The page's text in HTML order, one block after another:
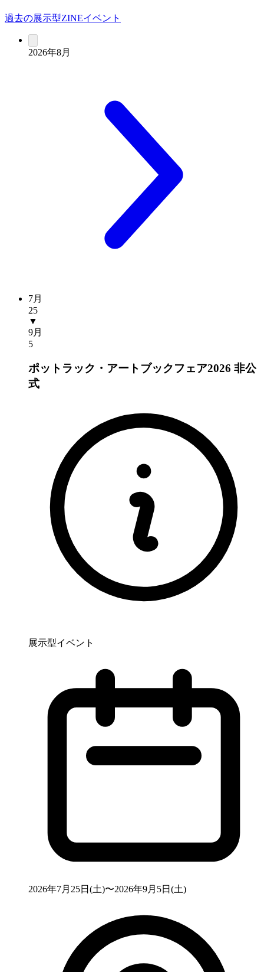
過去の展示型ZINEイベント
2026年8月
7月
25
▼
9月
5
ポットラック・アートブックフェア2026 非公
式
展示型イベント
2026年7月25日(土)〜2026年9月5日(土)